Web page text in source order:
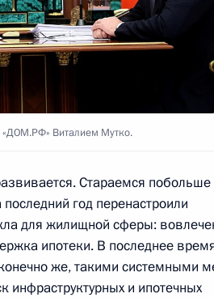
Виталием Мутко
Виталием Мутко
«ДОМ.РФ» Виталием Мутко.
Стараемся побольше
год перенастроили
для жилищной сферы:
ипотеки. В последнее
же, такими системными
и ипотечных